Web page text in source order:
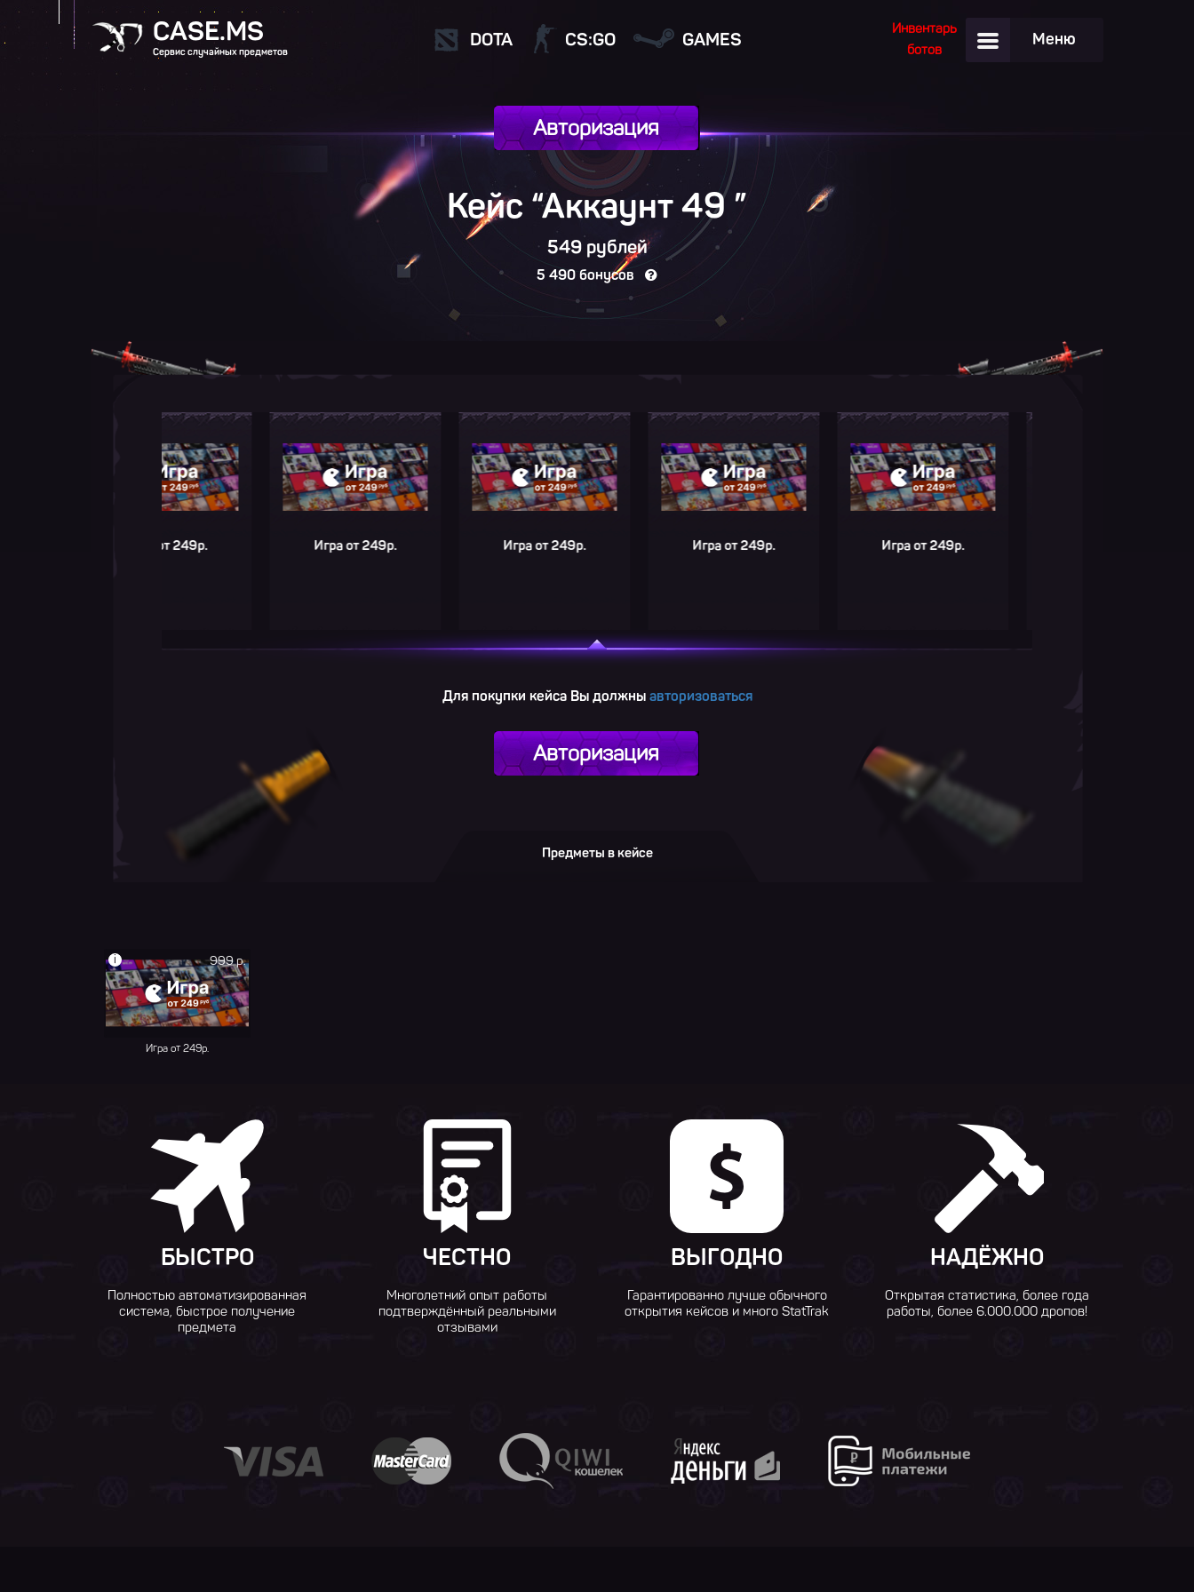
CASE.MS
Сервис случайных предметов
Меню
Инвентарь
ботов
DOTA CS:GO GAMES
Авторизация
Кейс “Аккаунт 49”
549 рублей
5 490 бонусов
Игра от 249р. Игра от 249р. Игра от 249р. Игра от 249р.
Для покупки кейса Вы должны авторизоваться
Авторизация
Предметы в кейсе
999 р.
i
Игра от 249р.
БЫСТРО
Полностью автоматизированная
система, быстрое получение
предмета
ЧЕСТНО
Многолетний опыт работы
подтверждённый реальными
отзывами
ВЫГОДНО
Гарантированно лучше обычного
открытия кейсов и много StatTrak
НАДЁЖНО
Открытая статистика, более года
работы, более 6.000.000 дропов!